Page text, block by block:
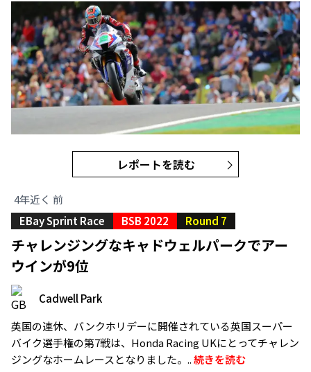
レポートを読む
4年近く 前
EBay Sprint Race
BSB 2022 Round 7
チャレンジングなキャドウェルパークでアー
ウインが9位
Cadwell Park
英国の連休、バンクホリデーに開催されている英国スーパー
バイク選手権の第7戦は、Honda Racing UKにとってチャレン
ジングなホームレースとなりました。..続きを読む